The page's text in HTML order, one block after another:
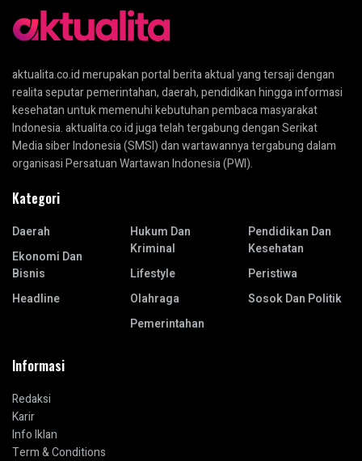
aktualita.co.id merupakan portal berita aktual yang tersaji dengan
realita seputar pemerintahan, daerah, pendidikan hingga informasi
kesehatan untuk memenuhi kebutuhan pembaca masyarakat
Indonesia. aktualita.co.id juga telah tergabung dengan Serikat
Media siber Indonesia (SMSI) dan wartawannya tergabung dalam
organisasi Persatuan Wartawan Indonesia (PWI).
Kategori
Daerah
Ekonomi Dan
Bisnis
Headline
Hukum Dan
Kriminal
Lifestyle
Olahraga
Pemerintahan
Pendidikan Dan
Kesehatan
Peristiwa
Sosok Dan Politik
Informasi
Redaksi
Karir
Info Iklan
Term & Conditions